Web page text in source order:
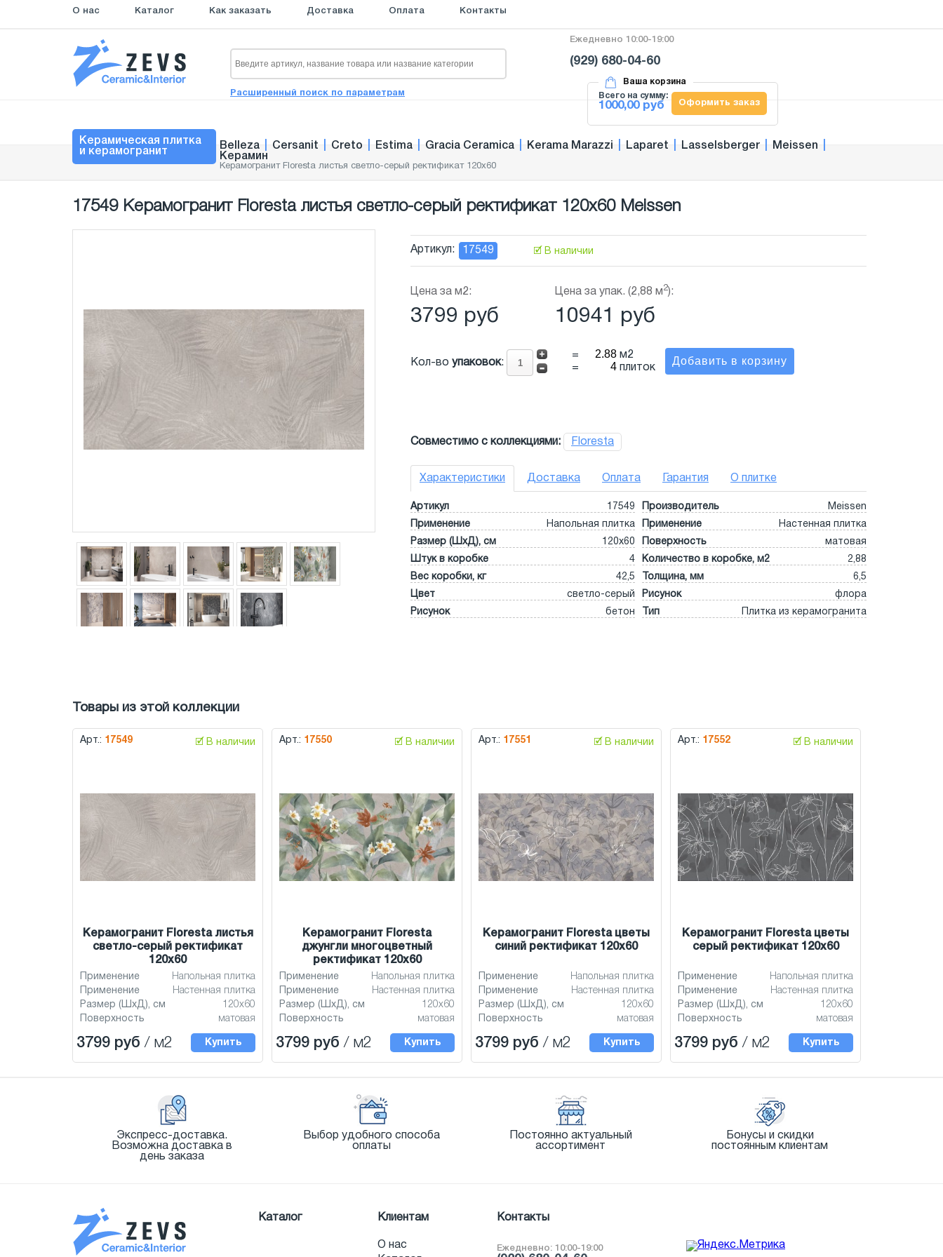
О нас Каталог Как заказать Доставка Оплата Контакты
Расширенный поиск по параметрам
Ежедневно 10:00-19:00
(929) 680-04-60
Ваша корзина
Оформить заказ
Всего на сумму:
1000,00 руб
Керамическая плитка
и керамогранит
Belleza Cersanit Creto Estima Gracia Ceramica Kerama Marazzi Laparet Lasselsberger Meissen
Керамин
Керамогранит Floresta листья светло-серый ректификат 120x60
17549 Керамогранит Floresta листья светло-серый ректификат 120x60 Meissen
Артикул: 17549 🗹 В наличии
Цена за м2:
3799 руб
Цена за упак. (2,88 м 2):
10941 руб
Кол-во упаковок:
=
м2
=
плиток
Совместимо с коллекциями: Floresta
Характеристики Доставка Оплата Гарантия О плитке
Артикул 17549 Производитель
Meissen
Применение
Напольная плитка Применение
Настенная плитка
Размер (ШхД), см
120x60 Поверхность
матовая
Штук в коробке
4 Количество в коробке, м2
2,88
Вес коробки, кг
42,5 Толщина, мм
6,5
Цвет
светло-серый Рисунок
флора
Рисунок
бетон Тип Плитка из керамогранита
Товары из этой коллекции
Арт.: 17549 🗹 В наличии
Керамогранит Floresta листья
светло-серый ректификат
120x60
Применение
Напольная плитка
Применение
Настенная плитка
Размер (ШхД), см
120x60
Поверхность
матовая
3799 руб / м2 Купить
Арт.: 17550 🗹 В наличии
Керамогранит Floresta
джунгли многоцветный
ректификат 120x60
Применение
Напольная плитка
Применение
Настенная плитка
Размер (ШхД), см
120x60
Поверхность
матовая
3799 руб / м2 Купить
Арт.: 17551 🗹 В наличии
Керамогранит Floresta цветы
синий ректификат 120x60
Применение
Напольная плитка
Применение
Настенная плитка
Размер (ШхД), см
120x60
Поверхность
матовая
3799 руб / м2 Купить
Арт.: 17552 🗹 В наличии
Керамогранит Floresta цветы
серый ректификат 120x60
Применение
Напольная плитка
Применение
Настенная плитка
Размер (ШхД), см
120x60
Поверхность
матовая
3799 руб / м2 Купить
Экспресс-доставка.
Возможна доставка в
день заказа
Выбор удобного способа
оплаты
Постоянно актуальный
ассортимент
Бонусы и скидки
постоянным клиентам
Каталог Клиентам
О нас
Контакты
Ежедневно: 10:00-19:00